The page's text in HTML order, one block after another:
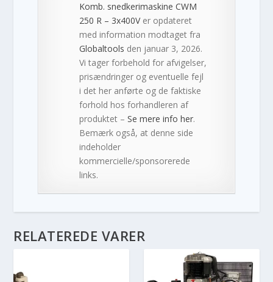
Komb. snedkerimaskine CWM
250 R – 3x400Ver opdateret
med information modtaget fra
Globaltools den januar 3, 2026.
Vi tager forbehold for afvigelser,
prisændringer og eventuelle fejl
i det her anførte og de faktiske
forhold hos forhandleren af
produktet –Se mere info her.
Bemærk også, at denne side
indeholder
kommercielle/sponsorerede
links.
RELATEREDE VARER